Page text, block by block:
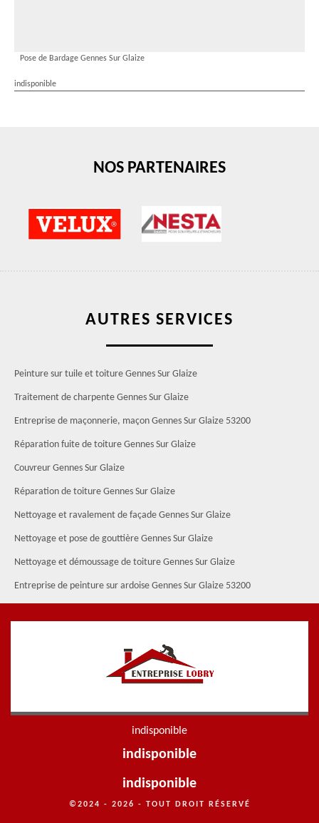
Pose de Bardage Gennes Sur Glaize
indisponible
NOS PARTENAIRES
AUTRES SERVICES
Peinture sur tuile et toiture Gennes Sur Glaize
Traitement de charpente Gennes Sur Glaize
Entreprise de maçonnerie, maçon Gennes Sur Glaize 53200
Réparation fuite de toiture Gennes Sur Glaize
Couvreur Gennes Sur Glaize
Réparation de toiture Gennes Sur Glaize
Nettoyage et ravalement de façade Gennes Sur Glaize
Nettoyage et pose de gouttière Gennes Sur Glaize
Nettoyage et démoussage de toiture Gennes Sur Glaize
Entreprise de peinture sur ardoise Gennes Sur Glaize 53200
indisponible
indisponible
indisponible
©2024 - 2026 - TOUT DROIT RÉSERVÉ